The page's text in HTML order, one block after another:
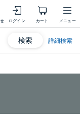
ログイン カート メニュー
検索 詳細検索